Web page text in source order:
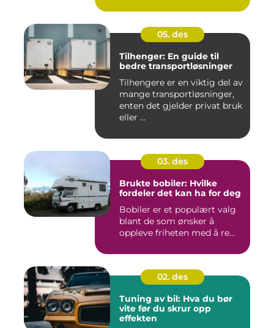
05. des
Tilhenger: En guide til
bedre transportløsninger
Tilhengere er en viktig del av
mange transportløsninger,
enten det gjelder privat bruk
eller ...
03. des
Brukte bobiler: Hvilke
fordeler det kan ha for deg
Bobiler er et populært valg
blant de som ønsker å
oppleve friheten med å re...
02. des
Tuning av bil: Hva du bør
vite før du skrur opp
effekten